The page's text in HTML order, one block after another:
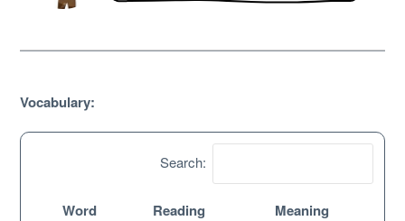
Vocabulary:
Search:
Word Reading Meaning